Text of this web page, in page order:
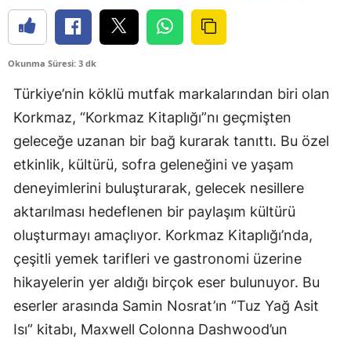
Okunma Süresi: 3 dk
Türkiye’nin köklü mutfak markalarından biri olan
Korkmaz, “Korkmaz Kitaplığı”nı geçmişten
geleceğe uzanan bir bağ kurarak tanıttı. Bu özel
etkinlik, kültürü, sofra geleneğini ve yaşam
deneyimlerini buluşturarak, gelecek nesillere
aktarılması hedeflenen bir paylaşım kültürü
oluşturmayı amaçlıyor. Korkmaz Kitaplığı’nda,
çeşitli yemek tarifleri ve gastronomi üzerine
hikayelerin yer aldığı birçok eser bulunuyor. Bu
eserler arasında Samin Nosrat’ın “Tuz Yağ Asit
Isı” kitabı, Maxwell Colonna Dashwood’un